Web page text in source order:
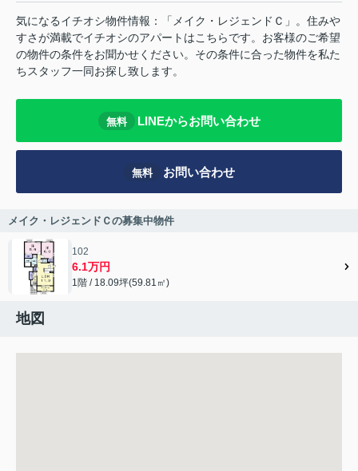
気になるイチオシ物件情報：「メイク・レジェンドＣ」。住みや
すさが満載でイチオシのアパートはこちらです。お客様のご希望
の物件の条件をお聞かせください。その条件に合った物件を私た
ちスタッフ一同お探し致します。
無料 LINEからお問い合わせ
無料 お問い合わせ
メイク・レジェンドＣの募集中物件
102
6.1万円
1階 / 18.09坪(59.81㎡)
地図